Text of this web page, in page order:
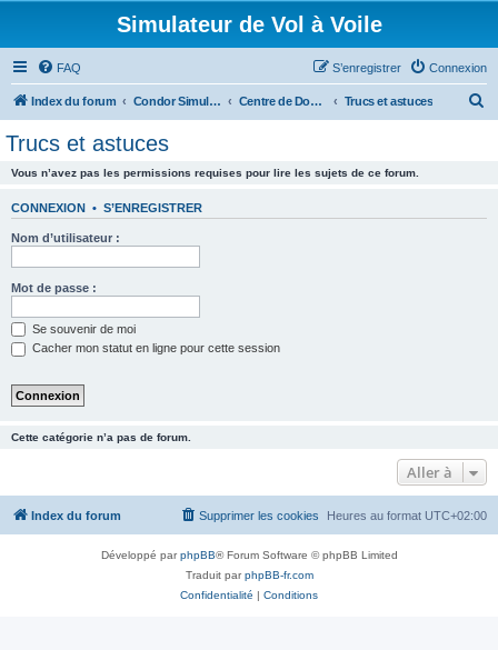
Simulateur de Vol à Voile
FAQ Connexion
S’enregistrer
Index du forum Condor Simulateur de Vol à Voile Centre de Documentation Trucs et astuces
Trucs et astuces
Vous n’avez pas les permissions requises pour lire les sujets de ce forum.
CONNEXION • S’ENREGISTRER
Nom d’utilisateur :
Mot de passe :
Se souvenir de moi
Cacher mon statut en ligne pour cette session
Cette catégorie n’a pas de forum.
Aller à
Index du forum Heures au format UTC+02:00
Supprimer les cookies
Développé parphpBB® Forum Software © phpBB Limited
Traduit parphpBB-fr.com
Confidentialité | Conditions